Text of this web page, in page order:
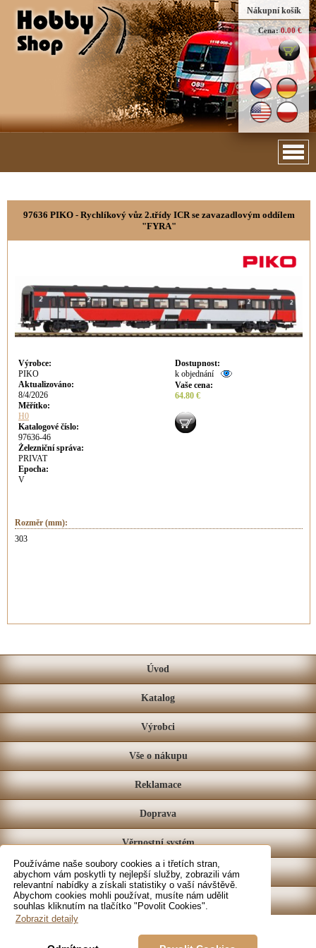
Používáme naše soubory cookies a i třetích stran,
abychom vám poskytli ty nejlepší služby, zobrazili vám
relevantní nabídky a získali statistiky o vaší návštěvě.
Abychom cookies mohli používat, musíte nám udělit
souhlas kliknutím na tlačítko "Povolit Cookies".
Zobrazit detaily
Nákupní košík
Cena: 0.00 €
97636 PIKO - Rychlíkový vůz 2.třídy ICR se zavazadlovým oddílem
"FYRA"
Výrobce:
PIKO
Aktualizováno:
8/4/2026
Měřítko:
H0
Katalogové číslo:
97636-46
Železniční správa:
PRIVAT
Epocha:
V
Dostupnost:
k objednání
Vaše cena:
64.80 €
Rozměr (mm):
303
Úvod
Katalog
Výrobci
Vše o nákupu
Reklamace
Doprava
Věrnostní systém
Prodejna
Kontakt